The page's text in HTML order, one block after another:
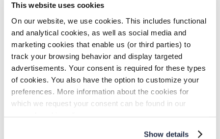
This website uses cookies
On our website, we use cookies. This includes functional
and analytical cookies, as well as social media and
marketing cookies that enable us (or third parties) to
track your browsing behavior and display targeted
advertisements. Your consent is required for these types
of cookies. You also have the option to customize your
preferences. More information about the cookies for
which we request your consent can be found in our
Show details
Ontdek de koffers van McGregor New York – een
collectie stijlvolle handbagage, koffersets en reistassen.
Elk model is uitgerust met een TSA-slot, soepele wielen
en slimme vakken. Perfect voor elke reis, van een citytrip
tot een langere vakantie.
REIS IN STIJL MET
MCGREGOR KOFFERS